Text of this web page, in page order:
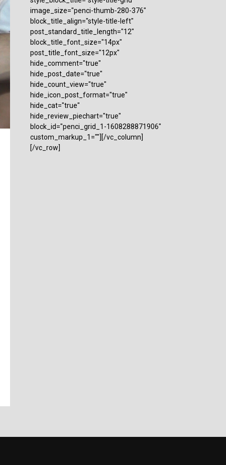
image_size="penci-thumb-280-376"
block_title_align="style-title-left"
post_standard_title_length="12"
block_title_font_size="14px"
post_title_font_size="12px"
hide_comment="true"
hide_post_date="true"
hide_count_view="true"
hide_icon_post_format="true"
hide_cat="true"
hide_review_piechart="true"
block_id="penci_grid_1-1608288871906"
custom_markup_1=""][/vc_column]
[/vc_row]